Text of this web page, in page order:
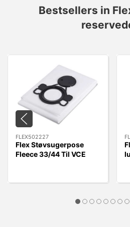
Bestsellers in
FLEX502227
Flex Støvsugerpose
Fleece 33/44 Til VCE